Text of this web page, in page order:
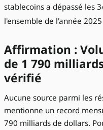
stablecoins a dépassé les
l'ensemble de l'année 2025
Affirmation :
de 1 790
vérifié
Aucune source parmi les
mentionne un record
790 milliards de dollars.